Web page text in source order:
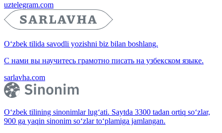
uztelegram.com
O‘zbek tilida savodli yozishni biz bilan boshlang.
С нами вы научитесь грамотно писать на узбекском языке.
sarlavha.com
O‘zbek tilining sinonimlar lug‘ati. Saytda 3300 tadan ortiq so‘zlar,
900 ga yaqin sinonim so‘zlar to‘plamiga jamlangan.